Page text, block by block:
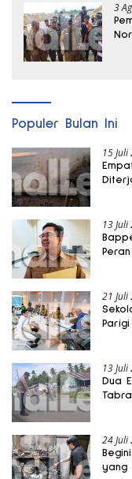
3
Populer Bulan Ini
15
13
21 Juli
13
Dua
24 Juli
yang